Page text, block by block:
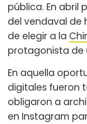
pública. En abril
del vendaval de
de elegir a la
protagonista de
En aquella
digitales fueron
obligaron a
en Instagram